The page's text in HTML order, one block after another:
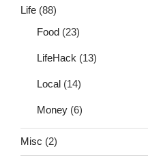
Life (88)
Food (23)
LifeHack (13)
Local (14)
Money (6)
Misc (2)